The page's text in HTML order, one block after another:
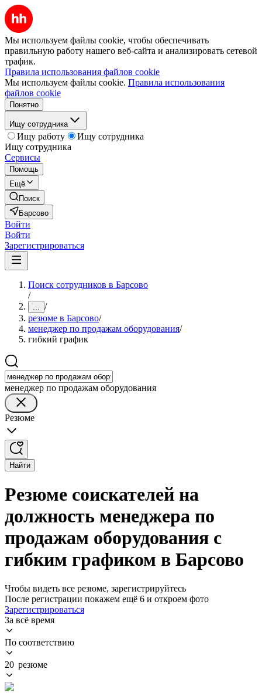
Мы используем файлы cookie, чтобы обеспечивать
правильную работу нашего веб-сайта и анализировать сетевой
трафик.
Правила использования файлов cookie
Мы используем файлы cookie. Правила использования
файлов cookie
Понятно
Ищу сотрудника
Ищу работу
Ищу сотрудника
Ищу сотрудника
Сервисы
Помощь
Ещё
Поиск
Барсово
Войти
Войти
Зарегистрироваться
Поиск сотрудников в Барсово
/
... /
резюме в Барсово/
менеджер по продажам оборудования/
гибкий график
менеджер по продажам оборудования
Резюме
Найти
Резюме соискателей на
должность менеджера по
продажам оборудования с
гибким графиком в Барсово
Чтобы видеть все резюме, зарегистрируйтесь
После регистрации покажем ещё 6 и откроем фото
Зарегистрироваться
За всё время
По соответствию
20 резюме